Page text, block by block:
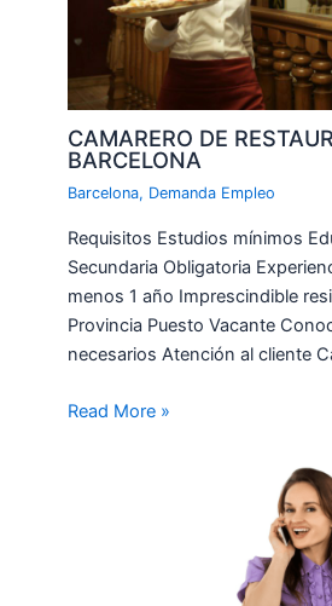
CAMARERO DE
BARCELONA
Barcelona, Demanda Empleo
Requisitos Estudios mínimos
Secundaria Obligatoria
menos 1 año Imprescindible
Provincia Puesto Vacante
necesarios Atención al cliente
Read More »